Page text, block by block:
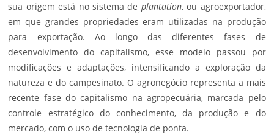
sua origem está no sistema de plantation, ou agroexportador,
em que grandes propriedades eram utilizadas na produção
para exportação. Ao longo das diferentes fases de
desenvolvimento do capitalismo, esse modelo passou por
modificações e adaptações, intensificando a exploração da
natureza e do campesinato. O agronegócio representa a mais
recente fase do capitalismo na agropecuária, marcada pelo
controle estratégico do conhecimento, da produção e do
mercado, com o uso de tecnologia de ponta.